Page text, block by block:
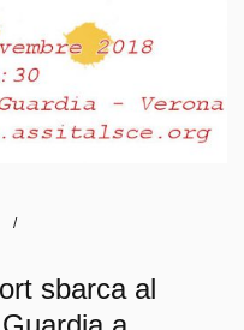
sbarca al